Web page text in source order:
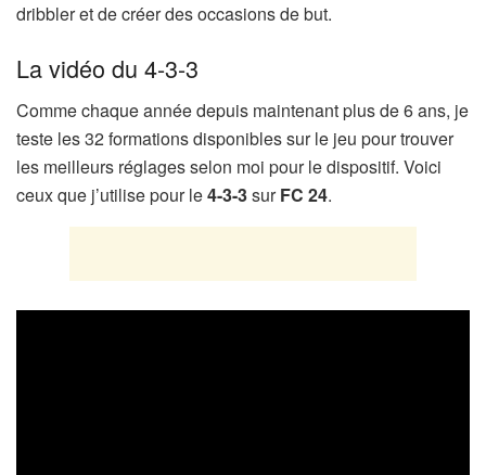
dribbler et de créer des occasions de but.
La vidéo du 4-3-3
Comme chaque année depuis maintenant plus de 6 ans, je
teste les 32 formations disponibles sur le jeu pour trouver
les meilleurs réglages selon moi pour le dispositif. Voici
ceux que j’utilise pour le4-3-3surFC 24.